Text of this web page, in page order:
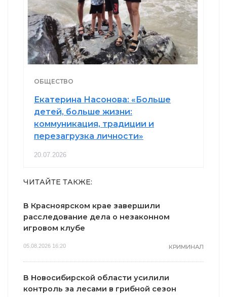
ОБЩЕСТВО
Екатерина Насонова: «Больше
детей, больше жизни:
коммуникация, традиции и
перезагрузка личности»
20.07.2026
ЧИТАЙТЕ ТАКЖЕ:
В Красноярском крае завершили
расследование дела о незаконном
игровом клубе
05.08.2026 16:20 КРИМИНАЛ
В Новосибирской области усилили
контроль за лесами в грибной сезон